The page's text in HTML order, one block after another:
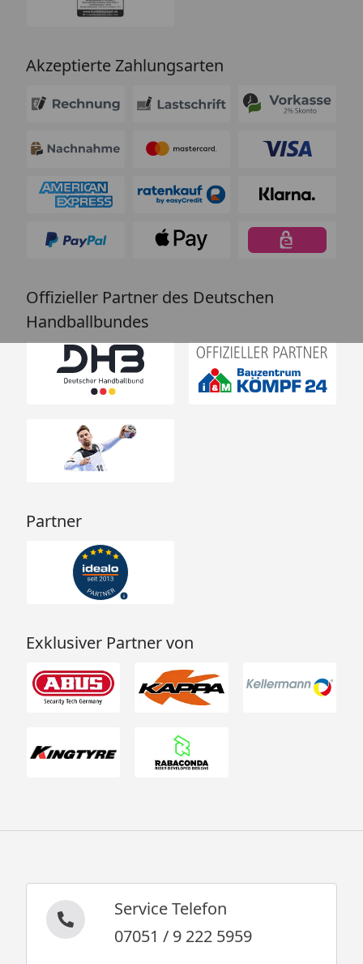
Akzeptierte Zahlungsarten
Offizieller Partner des Deutschen
Handballbundes
Partner
Exklusiver Partner von
Service Telefon
07051 / 9 222 5959